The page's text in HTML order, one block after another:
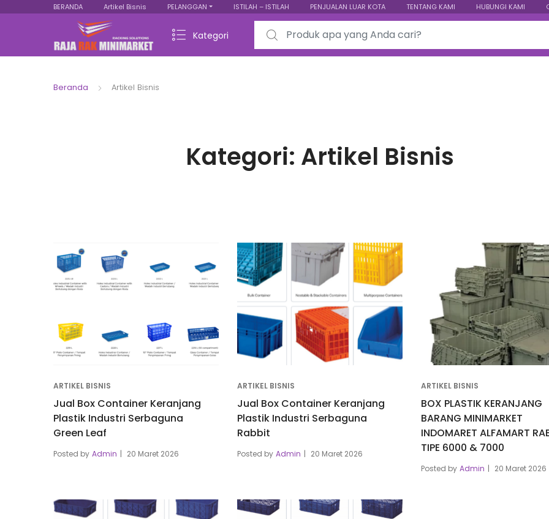
BERANDA Artikel Bisnis PELANGGAN ISTILAH – ISTILAH PENJUALAN LUAR KOTA TENTANG KAMI HUBUNGI KAMI
Kategori
Search for:
Beranda Artikel Bisnis
Kategori: Artikel Bisnis
ARTIKEL BISNIS
Jual Box Container Keranjang
Plastik Industri Serbaguna
Green Leaf
Posted by Admin 20 Maret 2026
ARTIKEL BISNIS
Jual Box Container Keranjang
Plastik Industri Serbaguna
Rabbit
Posted by Admin 20 Maret 2026
ARTIKEL BISNIS
BOX PLASTIK KERANJANG
BARANG MINIMARKET
INDOMARET ALFAMART
TIPE 6000 & 7000
Posted by Admin 20 Maret 2026